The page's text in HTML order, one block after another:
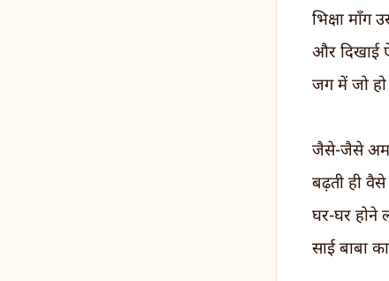
भिक्षा माँग
और दिखाई
जग में जो
जैसे-जैसे
बढ़ती ही
घर-घर होने
साई बाबा